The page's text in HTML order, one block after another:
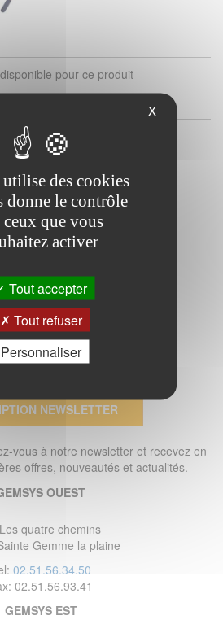
pour ce produit
NEWSLETTER
vous à notre newsletter et recevez en
offres, nouveautés et actualités.
OUEST
quatre chemins
Gemme la plaine
02.51.56.34.50
02.51.56.93.41
GEMSYS EST
X
utilise des cookies
donne le contrôle
ceux que vous
activer
Tout accepter
Tout refuser
Personnaliser